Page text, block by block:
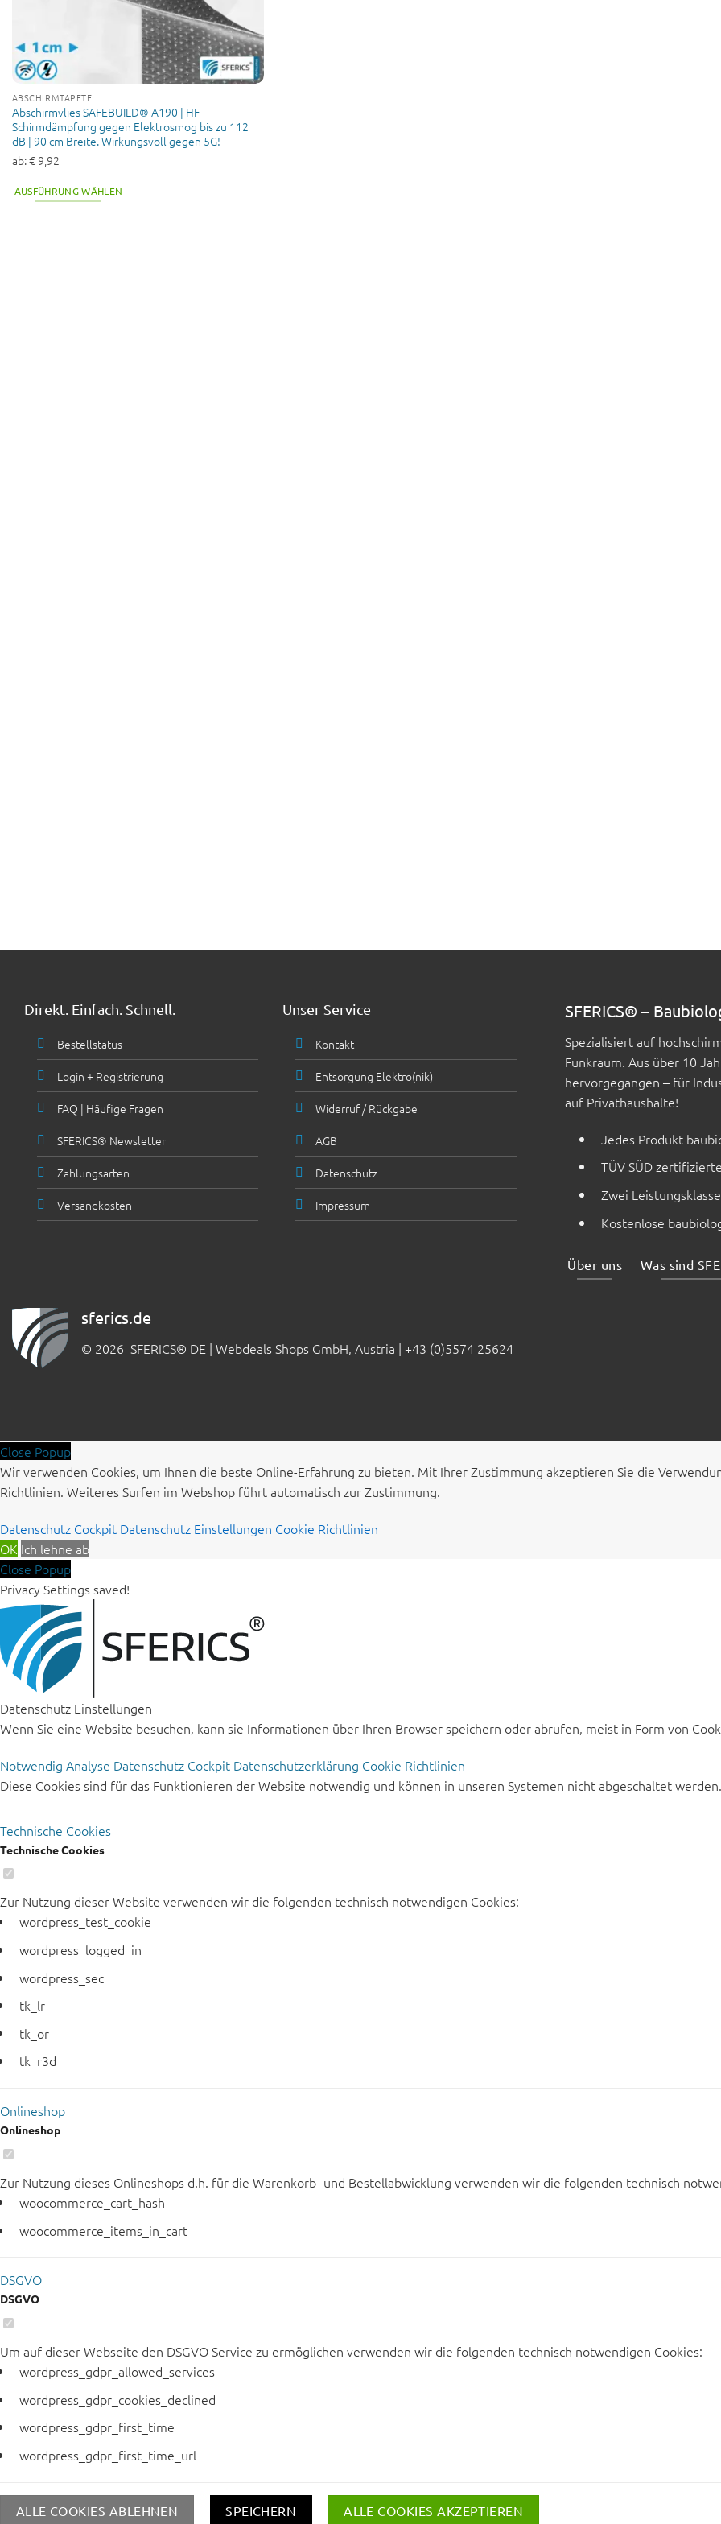
ABSCHIRMTAPETE
Abschirmvlies SAFEBUILD® A190 | HF
Schirmdämpfung gegen Elektrosmog bis zu 112
dB | 90 cm Breite. Wirkungsvoll gegen 5G!
ab:€9,92
AUSFÜHRUNG WÄHLEN
Direkt. Einfach. Schnell.
Bestellstatus
Login + Registrierung
FAQ | Häufige Fragen
SFERICS® Newsletter
Zahlungsarten
Versandkosten
Unser Service
Kontakt
Entsorgung Elektro(nik)
Widerruf / Rückgabe
AGB
Datenschutz
Impressum
SFERICS® –
Spezialisiert auf
Funkraum. Aus über 10
hervorgegangen – für
auf Privathaushalte!
Jedes Produkt
TÜV SÜD
Zwei
Kostenlose
Über uns Was sind
sferics.de
© 2026 SFERICS® DE | Webdeals Shops GmbH, Austria | +43 (0)5574 25624
Close Popup
Wir verwenden Cookies, um Ihnen die beste Online-Erfahrung zu bieten. Mit Ihrer Zustimmung akzeptieren Sie die
Richtlinien. Weiteres Surfen im Webshop führt automatisch zur Zustimmung.
Datenschutz Cockpit Datenschutz Einstellungen Cookie Richtlinien
OK Ich lehne ab
Close Popup
Privacy Settings saved!
Datenschutz Einstellungen
Wenn Sie eine Website besuchen, kann sie Informationen über Ihren Browser speichern oder abrufen, meist in Form von
Notwendig Analyse Datenschutz Cockpit Datenschutzerklärung Cookie Richtlinien
Diese Cookies sind für das Funktionieren der Website notwendig und können in unseren Systemen nicht abgeschaltet werden.
Technische Cookies
Technische Cookies
Zur Nutzung dieser Website verwenden wir die folgenden technisch notwendigen Cookies:
wordpress_test_cookie
wordpress_logged_in_
wordpress_sec
tk_lr
tk_or
tk_r3d
Onlineshop
Onlineshop
Zur Nutzung dieses Onlineshops d.h. für die Warenkorb- und Bestellabwicklung verwenden wir die folgenden technisch
woocommerce_cart_hash
woocommerce_items_in_cart
DSGVO
DSGVO
Um auf dieser Webseite den DSGVO Service zu ermöglichen verwenden wir die folgenden technisch notwendigen Cookies:
wordpress_gdpr_allowed_services
wordpress_gdpr_cookies_declined
wordpress_gdpr_first_time
wordpress_gdpr_first_time_url
ALLE COOKIES ABLEHNEN SPEICHERN ALLE COOKIES AKZEPTIEREN